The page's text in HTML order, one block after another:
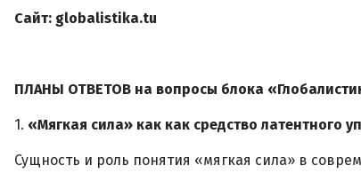
Сайт: globalistika.tu
ПЛАНЫ ОТВЕТОВ на вопросы блока
1. «Мягкая сила» как как средство латентного
Сущность и роль понятия «мягкая сила» в